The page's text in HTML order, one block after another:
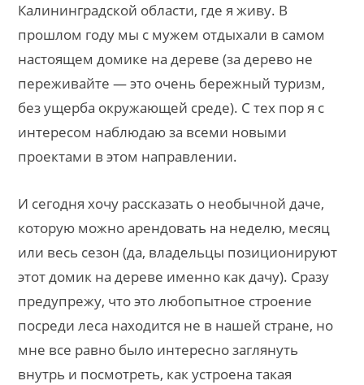
Калининградской области, где я живу. В
прошлом году мы с мужем отдыхали в самом
настоящем домике на дереве (за дерево не
переживайте — это очень бережный туризм,
без ущерба окружающей среде). С тех пор я с
интересом наблюдаю за всеми новыми
проектами в этом направлении.
И сегодня хочу рассказать о необычной даче,
которую можно арендовать на неделю, месяц
или весь сезон (да, владельцы позиционируют
этот домик на дереве именно как дачу). Сразу
предупрежу, что это любопытное строение
посреди леса находится не в нашей стране, но
мне все равно было интересно заглянуть
внутрь и посмотреть, как устроена такая